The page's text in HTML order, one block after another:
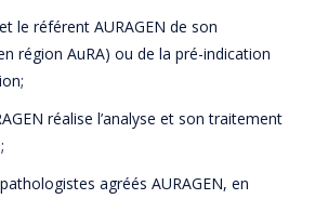
le référent AURAGEN de son
région AuRA) ou de la pré-indication
réalise l’analyse et son traitement
agréés AURAGEN, en